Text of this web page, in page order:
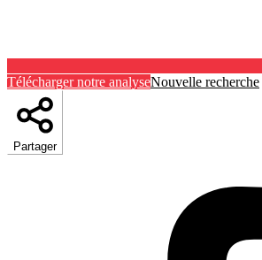
Télécharger notre analyseNouvelle recherche
Partager